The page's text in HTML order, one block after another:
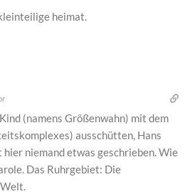
heimat.
(namens Größenwahn) mit dem
ausschütten, Hans
hier niemand etwas geschrieben. Wie
Das Ruhrgebiet: Die